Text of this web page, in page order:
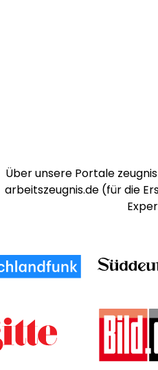
Über unsere Portale
arbeitszeugnis.de (für die